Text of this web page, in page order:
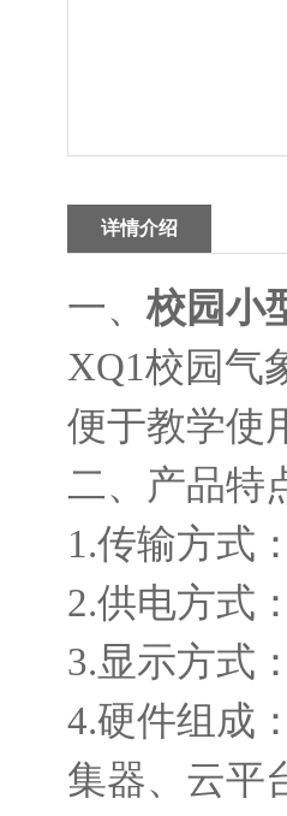
详情介绍
一、校园小
XQ1校园气
便于教学使
二、产品
1.传输方式
2.供电方式
3.显示方式
4.硬件组成
集器、云